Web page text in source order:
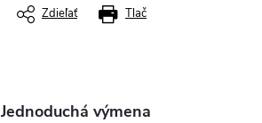
Tlač
Zdieľať
Jednoduchá výmena